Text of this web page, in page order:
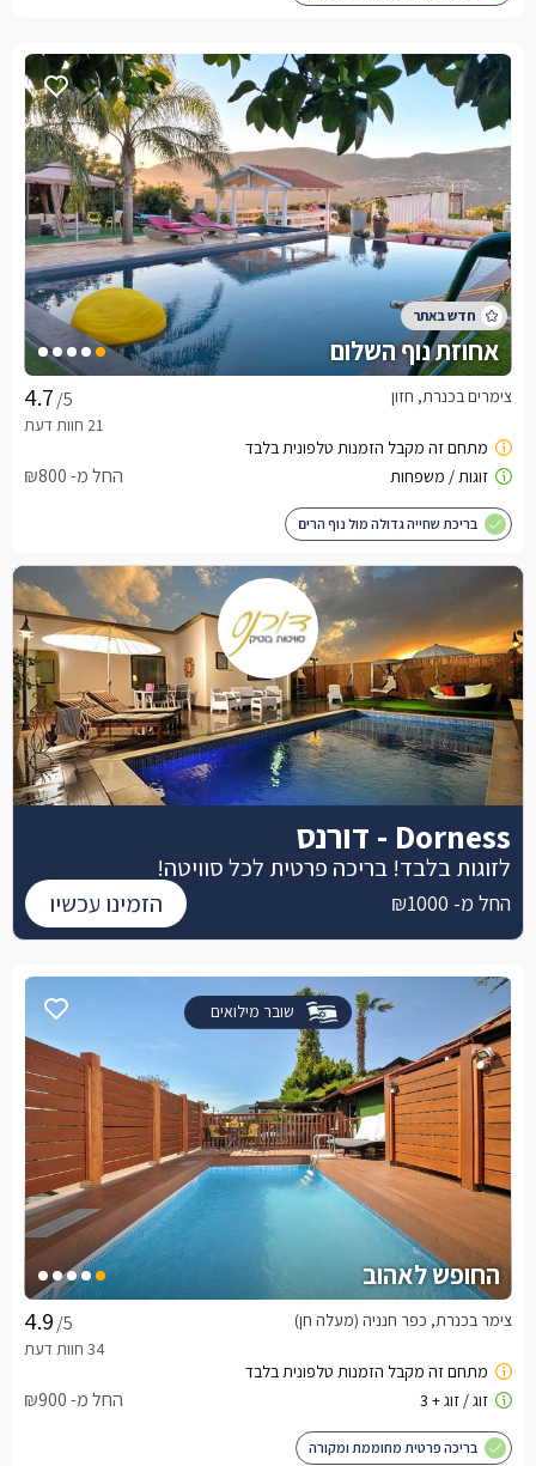
אחוזת נוף השלום
/5 צימרים בכנרת, חזון
החל מ- ₪800
בריכת שחייה גדולה מול נוף הרים
שובר מילואים
החופש לאהוב
/5 צימר בכנרת, כפר חנניה (מעלה חן)
החל מ- ₪900
בריכה פרטית מחוממת ומקורה
Dorness - דורנס
לזוגות בלבד! בריכה פרטית לכל סוויטה!
החל מ- ₪1000 הזמינו עכשיו